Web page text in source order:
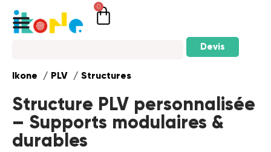
0
Devis
Ikone PLV Structures
Structure PLV personnalisée
– Supports modulaires &
durables